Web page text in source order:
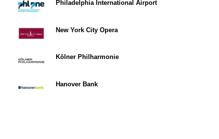
Philadelphia International Airport
New York City Opera
Kölner Philharmonie
Hanover Bank